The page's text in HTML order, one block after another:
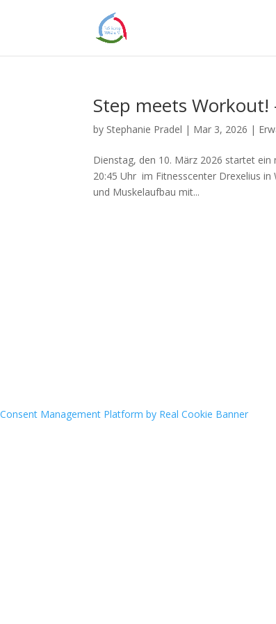
Step meets Workout!
by Stephanie Pradel | Mar 3, 2026 |
Dienstag, den 10. März 2026 startet
20:45 Uhr im Fitnesscenter Drexelius in
und Muskelaufbau mit...
Consent Management Platform by Real Cookie Banner